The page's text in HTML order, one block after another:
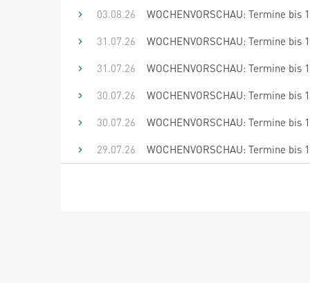
03.08.26
WOCHENVORSCHAU: Termine bis
31.07.26
WOCHENVORSCHAU: Termine bis
31.07.26
WOCHENVORSCHAU: Termine bis
30.07.26
WOCHENVORSCHAU: Termine bis
30.07.26
WOCHENVORSCHAU: Termine bis
29.07.26
WOCHENVORSCHAU: Termine bis